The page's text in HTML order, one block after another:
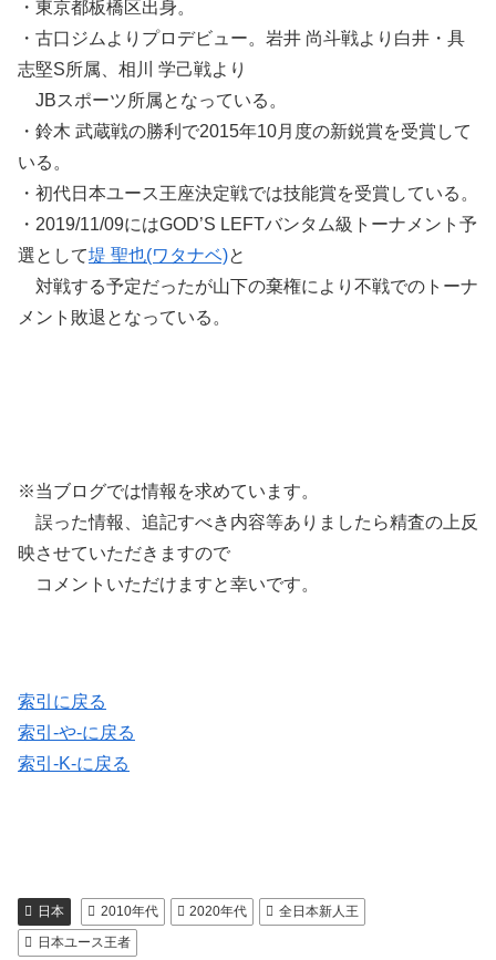
・東京都板橋区出身。
・古口ジムよりプロデビュー。岩井 尚斗戦より白井・具
志堅S所属、相川 学己戦より
JBスポーツ所属となっている。
・鈴木 武蔵戦の勝利で2015年10月度の新鋭賞を受賞して
いる。
・初代日本ユース王座決定戦では技能賞を受賞している。
・2019/11/09にはGOD’S LEFTバンタム級トーナメント予
選として堤 聖也(ワタナベ)と
対戦する予定だったが山下の棄権により不戦でのトーナ
メント敗退となっている。
※当ブログでは情報を求めています。
誤った情報、追記すべき内容等ありましたら精査の上反
映させていただきますので
コメントいただけますと幸いです。
索引に戻る
索引-や-に戻る
索引-K-に戻る
日本 2010年代 2020年代
全日本新人王
日本ユース王者